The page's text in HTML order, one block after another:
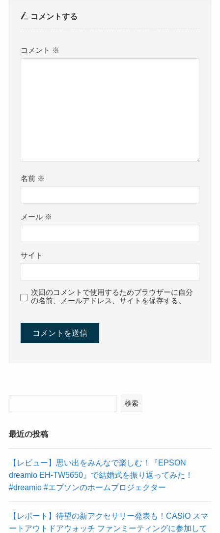
コメントする
コメント ※
名前 ※
メール ※
サイト
次回のコメントで使用するためブラウザーに自分
の名前、メールアドレス、サイトを保存する。
検索
最近の投稿
【レビュー】思い出をみんなで楽しむ！『EPSON
dreamio EH-TW5650』で結婚式を振り返ってみた！
#dreamio #エプソンのホームプロジェクター
【レポート】待望の新アクセサリー発表も！CASIO スマ
ートアウトドアウォッチ ファンミーティングに参加して